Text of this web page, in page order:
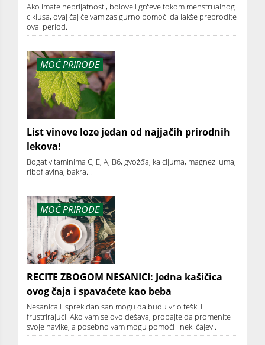
Ako imate neprijatnosti, bolove i grčeve tokom menstrualnog
ciklusa, ovaj čaj će vam zasigurno pomoći da lakše prebrodite
ovaj period.
MOĆ PRIRODE
List vinove loze jedan od najjačih prirodnih
lekova!
Bogat vitaminima C, E, A, B6, gvožđa, kalcijuma, magnezijuma,
riboflavina, bakra...
MOĆ PRIRODE
RECITE ZBOGOM NESANICI: Jedna kašičica
ovog čaja i spavaćete kao beba
Nesanica i isprekidan san mogu da budu vrlo teški i
frustrirajući. Ako vam se ovo dešava, probajte da promenite
svoje navike, a posebno vam mogu pomoći i neki čajevi.